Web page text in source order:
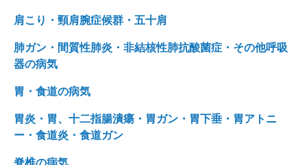
肩こり・頸肩腕症候群・五十肩
肺ガン・間質性肺炎・非結核性肺抗酸菌症・その他呼吸
器の病気
胃・食道の病気
胃炎・胃、十二指腸潰瘍・胃ガン・胃下垂・胃アトニ
ー・食道炎・食道ガン
脊椎の病気